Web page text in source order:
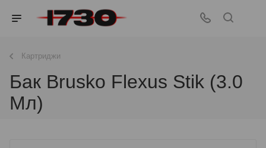
Картриджи
Бак Brusko Flexus Stik (3.0
Мл)